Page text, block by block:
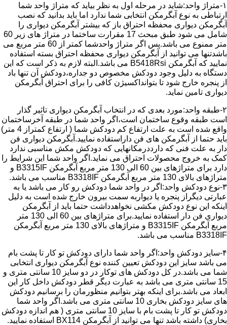
۱-متراژ واحد:شاید در مرحله اول به نظر بیاید که متراژ واحد شما
ارتباطی به نوع آبگرمکن انتخابی شما ندارد اما باید بدانید که نصب
آبگرمکن دیواری محفظه احتراق باز که بیشتر آبگرمکن دیواری را
شامل می شود طبق مبحث 17 مقرارت ساختما در متراژ های زیر 60
متر ممنوع می باشد.پس اگر متراژ واحدشما کمتر از 60 متر مربع می
باشدتنها می توانید از آبگرمکن دیواری محفظه احتراق بسته استفاده
نمایید که آبگرمکن B5418Rsi می باشد.البته لازم به ذکر است که این
دستگاه به دلیل وجود دودکش مخصوص دو جداره،دودکش آن تنها باد
از پنجره خارج شود تا بتوانداکسیژن کافی را برای احتراق آبگرمکن
دیواری تامین نماید.
۲-طبقه واحد:مورد بعدی که در انتخاب آبگرمکن دیواری تاثیر گذار
است طبقه وقوع ساختمان است،اگر واحد شما در طبقه آخرساختمان
واقع شده است به علت ارتفاع کم دودکش شما ( ارتفاع کمتراز 4 متر)
باید حتما از آبگرمکن های فن داراستفاده نمایید.آبگرمکن دیواری فن
دار به علت فنی که دارددرمکانهایی که دودکش مکش مناسبی ندارد
کمک به خروج محصولات احتراق می نماید.اگر واحد شما این شرایط را
دارد برای متراژهای بین 60 الی 130 متر مربع آبگرمکن B3315IF و
متراژهای بالای 130 متر مربع آبگرمکن B3318IF مناسب می باشد.
۳-نوع دودکش واحد:اگر در واحد شما دودکش رو کار می باشد یا به
عبارتی دیگراز پنجره یا دیواربه سمت بیرون خارج شده است به دلیل
اینکه این نوع دودکش مکشی نخواهدداشت حتما باید از آبگرمکن
دیواری فن دار استفاده نمایید.برای متراژهای بین 60 الی 130 متر
مربع آبگرمکن B3315IF و متراژهای بالای 130 متر مربع آبگرمکن
B3318IF مناسب می باشد.
۴-سایز دودکش واحد:اگر واحد شما دارای دودکش تو کار تا پشت بام
می باشد سایز این دودکش تعیین کننده نوع آبگرمکن دیواری انتخابی
شما می باشد.در کل دودکش های توکار در دو سایز 10 سانتی متری و
15 سانتی متری می باشد به عبارت دیگر قطر دودکش داخل کار این
ابعاد می باشد.برای اینکه بهتر بتوانیم منظورمان را برسانیم دودکش
های سایز دودکش بخاری 10 سانتی متری می باشد.اگر واحد شما
دودکش تو کار تا پشت بام با سایز 10 سانتی متری ( هم اندازه دودکش
بخاری) داشته باشد تنها می توانید از آبگرمکن BX114 استفاده نمایید.